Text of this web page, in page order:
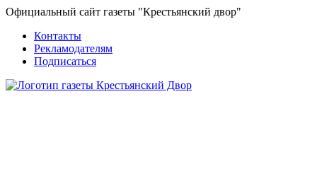
Официальный сайт газеты "Крестьянский двор"
Контакты
Рекламодателям
Подписаться